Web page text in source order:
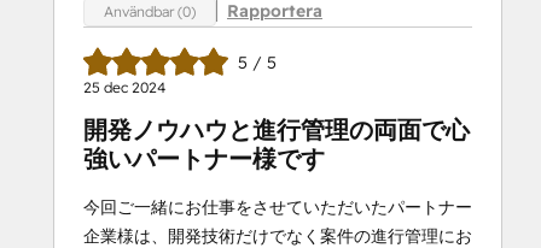
Användbar (0) Rapportera
5 / 5
25 dec 2024
開発ノウハウと進行管理の両面で心
強いパートナー様です
今回ご一緒にお仕事をさせていただいたパートナー
企業様は、開発技術だけでなく案件の進行管理にお